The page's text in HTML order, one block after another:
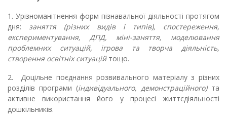
1. Урізноманітнення форм пізнавальної діяльності протягом
дня:заняття (різних видів і типів),
спостереження,
експериментування, ДПД, міні-заняття, моделювання
проблемних ситуацій, ігрова та творча діяльність,
створення освітніх ситуаційтощо.
2. Доцільне поєднання розвивального матеріалу з різних
розділів програми (індивідуального, демонстраційного)та
активне використання його у процесі життєдіяльності
дошкільників.